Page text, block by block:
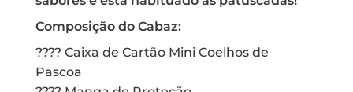
Composição do Cabaz:
???? Caixa de Cartão Mini Coelhos de
Pascoa